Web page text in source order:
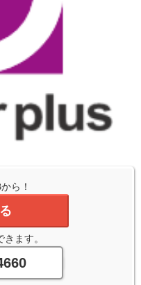
ら！
ます。